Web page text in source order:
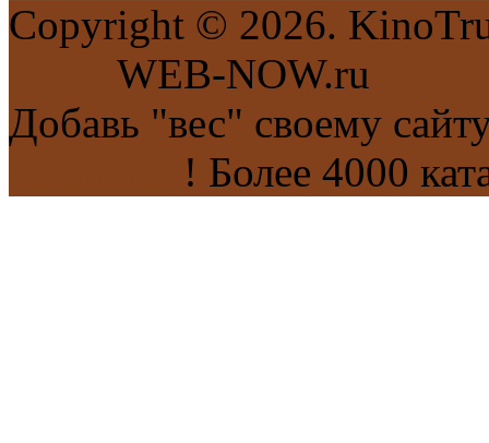
Copyright © 2026.
WEB-NOW.ru
Добавь "вес" своему
! Более 4000